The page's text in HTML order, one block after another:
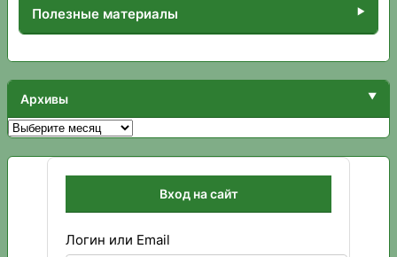
Полезные материалы
Архивы
Архивы
Вход на сайт
Логин или Email